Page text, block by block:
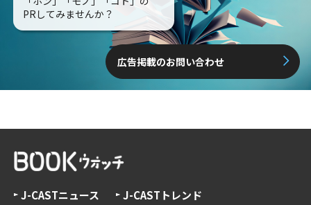
PRしてみませんか？
広告掲載のお問い合わせ
J-CASTニュース
J-CASTトレンド